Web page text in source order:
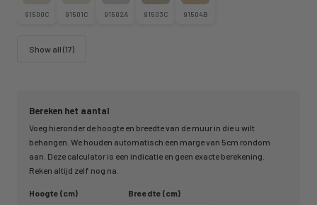
Bereken het aantal
Voeg hieronder de hoogte en breedte van de muur in die u wilt
behangen. We houden automatisch een marge van 5cm rondom
aan. Deze calculator is een indicatie en geen exacte berekening.
Reken altijd zelf nog na.
Hoogte (cm) Breedte (cm)
91500C 91501C 91502A 91503C 91504B
Show all (17)